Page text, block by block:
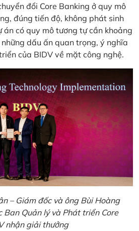
đổi Core Banking ở quy mô
đúng tiến độ, không phát sinh
án có quy mô tương tự cần khoảng
dấu ấn quan trọng, ý nghĩa
của BIDV về mặt công nghệ.
– Giám đốc và ông Bùi Hoàng
Ban Quản lý và Phát triển Core
nhận giải thưởng